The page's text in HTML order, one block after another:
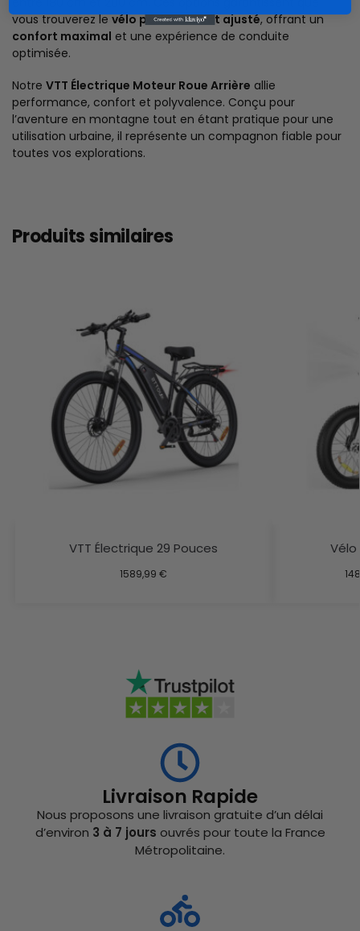
vous trouverez levélo parfaitement ajusté, offrant un
confort maximal et une expérience de conduite
optimisée.
Notre VTT Électrique Moteur Roue Arrière allie
performance, confort et polyvalence. Conçu pour
l’aventure en montagne tout en étant pratique pour une
utilisation urbaine, il représente un compagnon fiable pour
toutes vos explorations.
Produits similaires
VTT Électrique 29 Pouces
1589,99€
Vélo
Livraison Rapide
Nous proposons une livraison gratuite d’un délai
d’environ 3 à 7 jours ouvrés pour toute la France
Métropolitaine.